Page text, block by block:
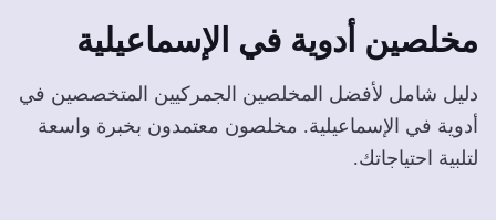
مخلصين أدوية في الإسماعيلية
دليل شامل لأفضل المخلصين الجمركيين المتخصصين في
أدوية في الإسماعيلية. مخلصون معتمدون بخبرة واسعة
لتلبية احتياجاتك.